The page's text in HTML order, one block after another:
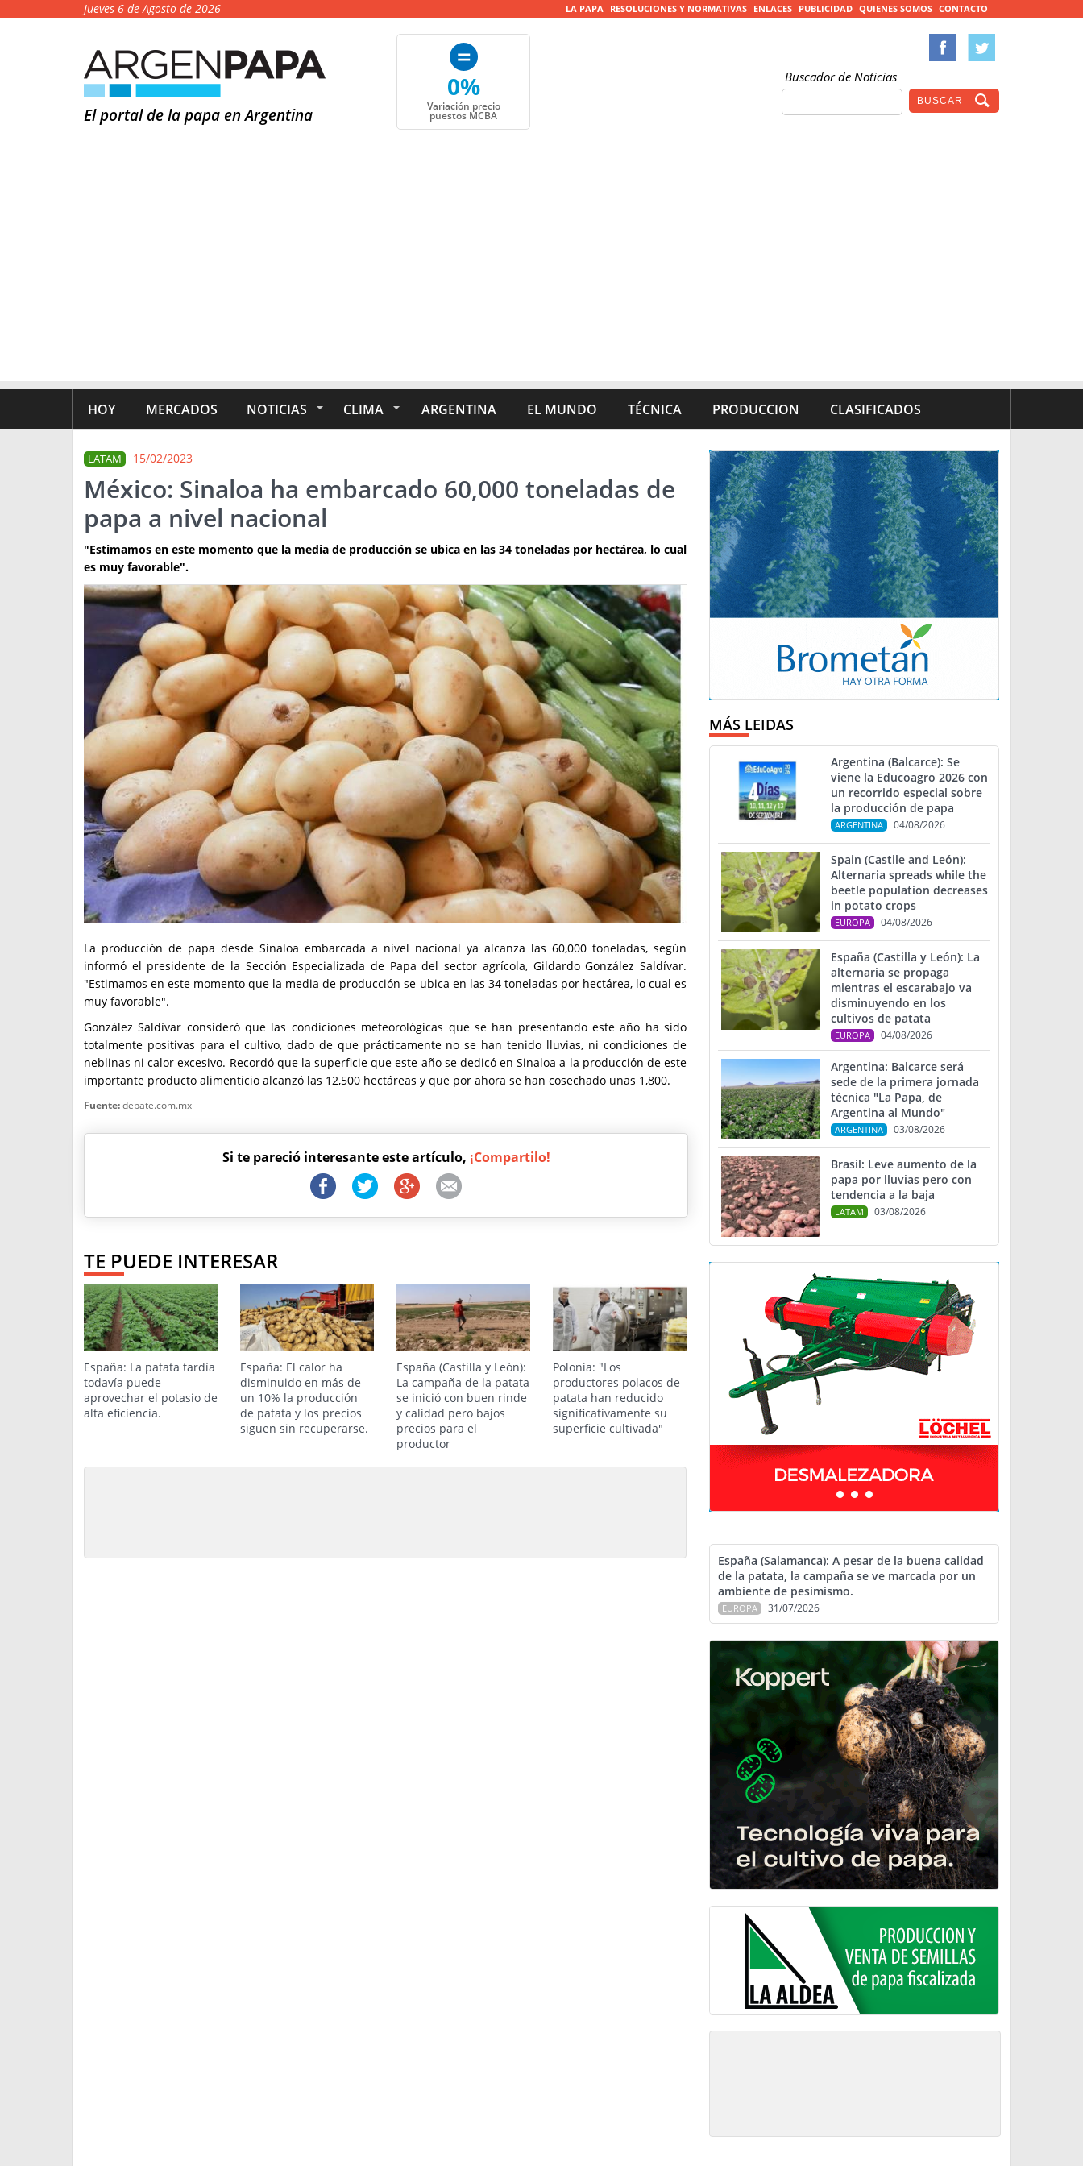
Jueves 6 de Agosto de 2026 LA PAPA RESOLUCIONES Y NORMATIVAS ENLACES PUBLICIDAD QUIENES SOMOS CONTACTO
El portal de la papa en Argentina
0%
Variación precio
puestos MCBA
Buscador de Noticias
HOY MERCADOS NOTICIAS CLIMA ARGENTINA EL MUNDO TÉCNICA PRODUCCION CLASIFICADOS
LATAM 15/02/2023
México: Sinaloa ha embarcado 60,000 toneladas de
papa a nivel nacional
"Estimamos en este momento que la media de producción se ubica en las 34 toneladas por hectárea, lo cual
es muy favorable".
La producción de papa desde Sinaloa embarcada a nivel nacional ya alcanza las 60,000 toneladas, según
informó el presidente de la Sección Especializada de Papa del sector agrícola, Gildardo González Saldívar.
"Estimamos en este momento que la media de producción se ubica en las 34 toneladas por hectárea, lo cual es
muy favorable".
González Saldívar consideró que las condiciones meteorológicas que se han presentando este año ha sido
totalmente positivas para el cultivo, dado de que prácticamente no se han tenido lluvias, ni condiciones de
neblinas ni calor excesivo. Recordó que la superficie que este año se dedicó en Sinaloa a la producción de este
importante producto alimenticio alcanzó las 12,500 hectáreas y que por ahora se han cosechado unas 1,800.
Fuente:debate.com.mx
Si te pareció interesante este artículo, ¡Compartilo!
TE PUEDE INTERESAR
España: La patata tardía
todavía puede
aprovechar el potasio de
alta eficiencia.
España: El calor ha
disminuido en más de
un 10% la producción
de patata y los precios
siguen sin recuperarse.
España (Castilla y León):
La campaña de la patata
se inició con buen rinde
y calidad pero bajos
precios para el
productor
Polonia: "Los
productores polacos de
patata han reducido
significativamente su
superficie cultivada"
MÁS LEIDAS
Argentina (Balcarce): Se
viene la Educoagro 2026 con
un recorrido especial sobre
la producción de papa
ARGENTINA 04/08/2026
Spain (Castile and León):
Alternaria spreads while the
beetle population decreases
in potato crops
EUROPA 04/08/2026
España (Castilla y León): La
alternaria se propaga
mientras el escarabajo va
disminuyendo en los
cultivos de patata
EUROPA 04/08/2026
Argentina: Balcarce será
sede de la primera jornada
técnica "La Papa, de
Argentina al Mundo"
ARGENTINA 03/08/2026
Brasil: Leve aumento de la
papa por lluvias pero con
tendencia a la baja
LATAM 03/08/2026
España (Salamanca): A pesar de la buena calidad
de la patata, la campaña se ve marcada por un
ambiente de pesimismo.
EUROPA 31/07/2026